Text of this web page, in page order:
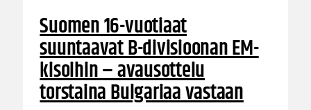
Suomen 16-vuotiaat
suuntaavat B-divisioonan EM-
kisoihin – avausottelu
torstaina Bulgariaa vastaan